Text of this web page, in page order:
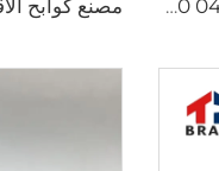
أقراص الفرامل التلقائية لشاحنة HILUX VII OEM 04495-0K010 04495-28090